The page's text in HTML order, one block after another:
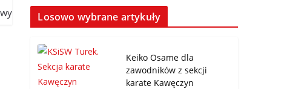
Losowo wybrane artykuły
Keiko Osame dla
zawodników z sekcji
karate Kawęczyn